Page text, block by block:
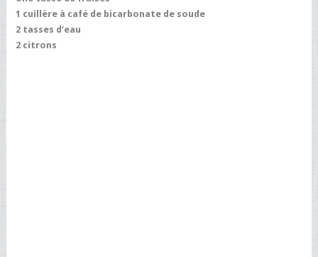
1 cuillère à café de bicarbonate de soude
2 tasses d’eau
2 citrons